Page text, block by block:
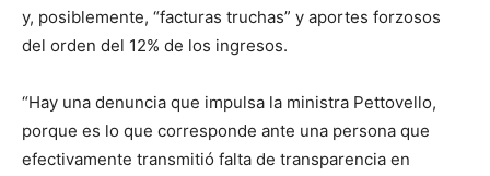
y, posiblemente, “facturas truchas” y aportes forzosos
del orden del 12% de los ingresos.
“Hay una denuncia que impulsa la ministra Pettovello,
porque es lo que corresponde ante una persona que
efectivamente transmitió falta de transparencia en